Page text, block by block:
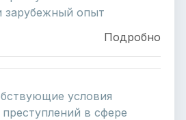
зарубежный опыт
Подробно
условия
в сфере